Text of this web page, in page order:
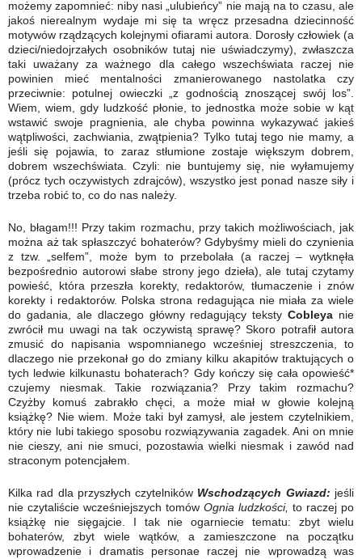
możemy zapomnieć: niby nasi „ulubieńcy” nie mają na to czasu, ale
jakoś nierealnym wydaje mi się ta wręcz przesadna dziecinność
motywów rządzących kolejnymi ofiarami autora. Dorosły człowiek (a
dzieci/niedojrzałych osobników tutaj nie uświadczymy), zwłaszcza
taki uważany za ważnego dla całego wszechświata raczej nie
powinien mieć mentalności zmanierowanego nastolatka czy
przeciwnie: potulnej owieczki „z godnością znoszącej swój los”.
Wiem, wiem, gdy ludzkość płonie, to jednostka może sobie w kąt
wstawić swoje pragnienia, ale chyba powinna wykazywać jakieś
wątpliwości, zachwiania, zwątpienia? Tylko tutaj tego nie mamy, a
jeśli się pojawia, to zaraz stłumione zostaje większym dobrem,
dobrem wszechświata. Czyli: nie buntujemy się, nie wyłamujemy
(prócz tych oczywistych zdrajców), wszystko jest ponad nasze siły i
trzeba robić to, co do nas należy.
No, błagam!!! Przy takim rozmachu, przy takich możliwościach, jak
można aż tak spłaszczyć bohaterów? Gdybyśmy mieli do czynienia
z tzw. „selfem”, może bym to przebolała (a raczej – wytknęła
bezpośrednio autorowi słabe strony jego dzieła), ale tutaj czytamy
powieść, która przeszła korekty, redaktorów, tłumaczenie i znów
korekty i redaktorów. Polska strona redagująca nie miała za wiele
do gadania, ale dlaczego główny redagujący tekstyCobleya nie
zwrócił mu uwagi na tak oczywistą sprawę? Skoro potrafił autora
zmusić do napisania wspomnianego wcześniej streszczenia, to
dlaczego nie przekonał go do zmiany kilku akapitów traktujących o
tych ledwie kilkunastu bohaterach? Gdy kończy się cała opowieść*
czujemy niesmak. Takie rozwiązania? Przy takim rozmachu?
Czyżby komuś zabrakło chęci, a może miał w głowie kolejną
książkę? Nie wiem. Może taki był zamysł, ale jestem czytelnikiem,
który nie lubi takiego sposobu rozwiązywania zagadek. Ani on mnie
nie cieszy, ani nie smuci, pozostawia wielki niesmak i zawód nad
straconym potencjałem.
Kilka rad dla przyszłych czytelników Wschodzących Gwiazd: jeśli
nie czytaliście wcześniejszych tomów Ognia ludzkości, to raczej po
książkę nie sięgajcie. I tak nie ogarniecie tematu: zbyt wielu
bohaterów, zbyt wiele wątków, a zamieszczone na początku
wprowadzenie i dramatis personae raczej nie wprowadzą was